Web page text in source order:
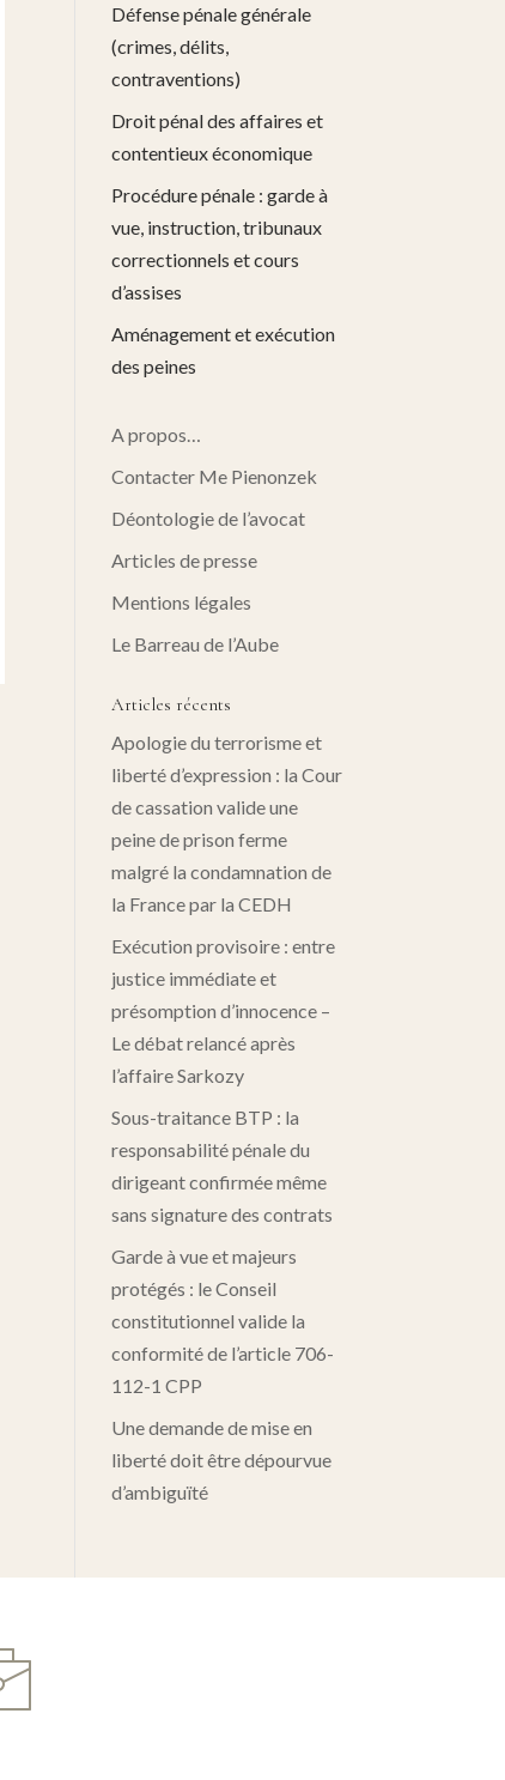
Défense pénale générale
(crimes, délits,
contraventions)
Droit pénal des affaires et
contentieux économique
Procédure pénale : garde à
vue, instruction, tribunaux
correctionnels et cours
d’assises
Aménagement et exécution
des peines
A propos…
Contacter Me Pienonzek
Déontologie de l’avocat
Articles de presse
Mentions légales
Le Barreau de l’Aube
Articles récents
Apologie du terrorisme et
liberté d’expression : la Cour
de cassation valide une
peine de prison ferme
malgré la condamnation de
la France par la CEDH
Exécution provisoire : entre
justice immédiate et
présomption d’innocence –
Le débat relancé après
l’affaire Sarkozy
Sous-traitance BTP : la
responsabilité pénale du
dirigeant confirmée même
sans signature des contrats
Garde à vue et majeurs
protégés : le Conseil
constitutionnel valide la
conformité de l’article 706-
112-1 CPP
Une demande de mise en
liberté doit être dépourvue
d’ambiguïté